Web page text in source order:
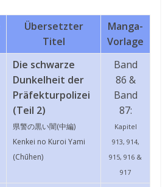
Übersetzter
Titel
Manga-
Vorlage
Die schwarze
Dunkelheit der
Präfekturpolizei
(Teil 2)
県警の黒い闇(中編)
Kenkei no Kuroi Yami
(Chūhen)
Band
86 &
Band
87:
Kapitel
913, 914,
915, 916 &
917